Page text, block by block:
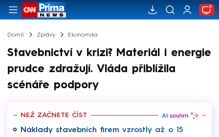
Domů Zprávy Ekonomika
Stavebnictví v krizi? Materiál i energie
prudce zdražují. Vláda přiblížila
scénáře podpory
NEŽ ZAČNETE ČÍST
Náklady stavebních firem vzrostly až o 15